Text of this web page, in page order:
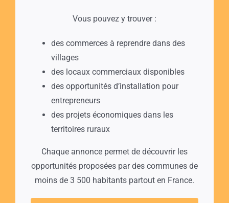
Vous pouvez y trouver :
des commerces à reprendre dans des
villages
des locaux commerciaux disponibles
des opportunités d’installation pour
entrepreneurs
des projets économiques dans les
territoires ruraux
Chaque annonce permet de découvrir les
opportunités proposées par des communes de
moins de 3 500 habitants partout en France.